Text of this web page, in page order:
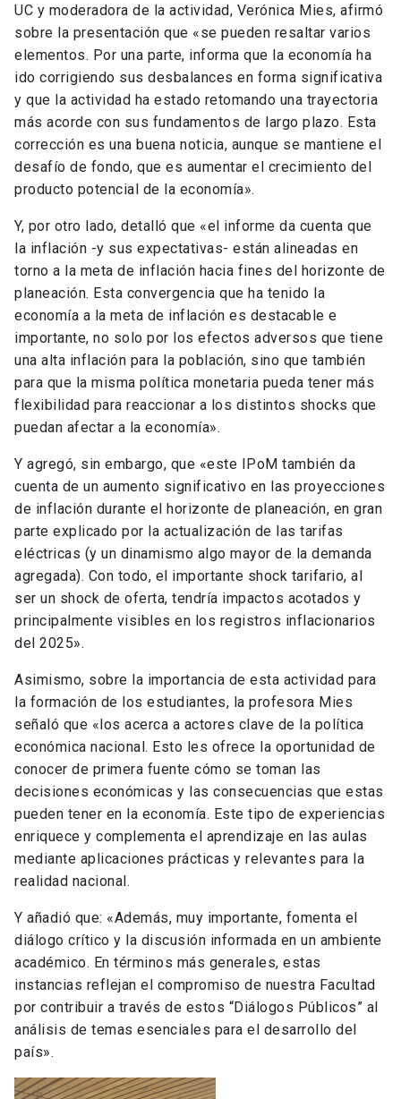
UC y moderadora de la actividad, Verónica Mies, afirmó
sobre la presentación que «se pueden resaltar varios
elementos. Por una parte, informa que la economía ha
ido corrigiendo sus desbalances en forma significativa
y que la actividad ha estado retomando una trayectoria
más acorde con sus fundamentos de largo plazo. Esta
corrección es una buena noticia, aunque se mantiene el
desafío de fondo, que es aumentar el crecimiento del
producto potencial de la economía».
Y, por otro lado, detalló que «el informe da cuenta que
la inflación -y sus expectativas- están alineadas en
torno a la meta de inflación hacia fines del horizonte de
planeación. Esta convergencia que ha tenido la
economía a la meta de inflación es destacable e
importante, no solo por los efectos adversos que tiene
una alta inflación para la población, sino que también
para que la misma política monetaria pueda tener más
flexibilidad para reaccionar a los distintos shocks que
puedan afectar a la economía».
Y agregó, sin embargo, que «este IPoM también da
cuenta de un aumento significativo en las proyecciones
de inflación durante el horizonte de planeación, en gran
parte explicado por la actualización de las tarifas
eléctricas (y un dinamismo algo mayor de la demanda
agregada). Con todo, el importante shock tarifario, al
ser un shock de oferta, tendría impactos acotados y
principalmente visibles en los registros inflacionarios
del 2025».
Asimismo, sobre la importancia de esta actividad para
la formación de los estudiantes, la profesora Mies
señaló que «los acerca a actores clave de la política
económica nacional. Esto les ofrece la oportunidad de
conocer de primera fuente cómo se toman las
decisiones económicas y las consecuencias que estas
pueden tener en la economía. Este tipo de experiencias
enriquece y complementa el aprendizaje en las aulas
mediante aplicaciones prácticas y relevantes para la
realidad nacional.
Y añadió que: «Además, muy importante, fomenta el
diálogo crítico y la discusión informada en un ambiente
académico. En términos más generales, estas
instancias reflejan el compromiso de nuestra Facultad
por contribuir a través de estos “Diálogos Públicos” al
análisis de temas esenciales para el desarrollo del
país».